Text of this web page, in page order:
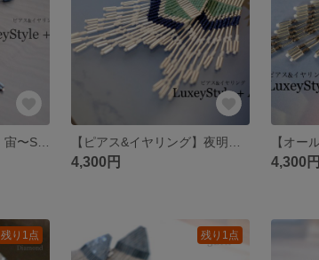
【ピアス&イヤリング】宙〜Sora
4,300円 4,300円
残り1点 残り1点